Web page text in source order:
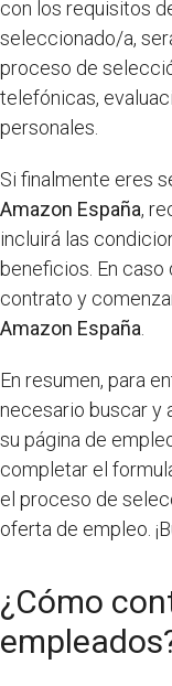
con los requisitos
seleccionado/a,
proceso de
telefónicas,
personales.
Si finalmente eres
Amazon España,
incluirá las
beneficios. En
contrato y
Amazon España.
En resumen, para
necesario buscar y
su página de
completar el
el proceso de
oferta de empleo.
¿Cómo